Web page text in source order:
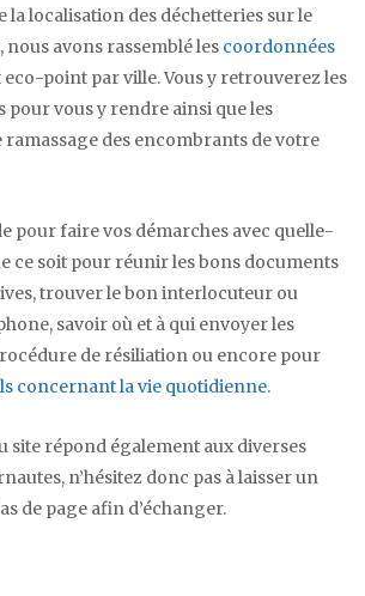
la localisation des déchetteries sur le
avons rassemblé les coordonnées
eco-point par ville. Vous y retrouverez les
vous y rendre ainsi que les
ramassage des encombrants de votre
pour faire vos démarches avec quelle-
ce soit pour réunir les bons documents
trouver le bon interlocuteur ou
savoir où et à qui envoyer les
de résiliation ou encore pour
concernant la vie quotidienne.
site répond également aux diverses
n’hésitez donc pas à laisser un
de page afin d’échanger.